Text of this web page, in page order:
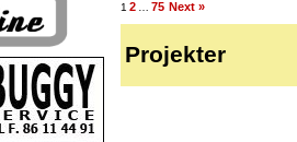
1 2 75 Next »
Projekter